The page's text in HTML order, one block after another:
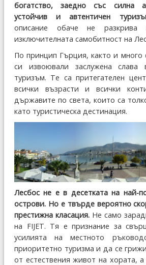
богатство, заедно със силна
устойчив и автентичен
описание обаче не
изключителната самобитност на
По принцип Гърция, както и много
си извоювали заслужена слава
туризъм. Те са притегателен
всички възрасти и всички
държавите по света, които са
като туристическа дестинация.
Лесбос не е в десетката на най-
острови. Но е твърде вероятно
престижна класация. Не само
на FIJET. Тя е признание за
усилията на местното
приоритетно туризма и да се
от естествения живот на хората,